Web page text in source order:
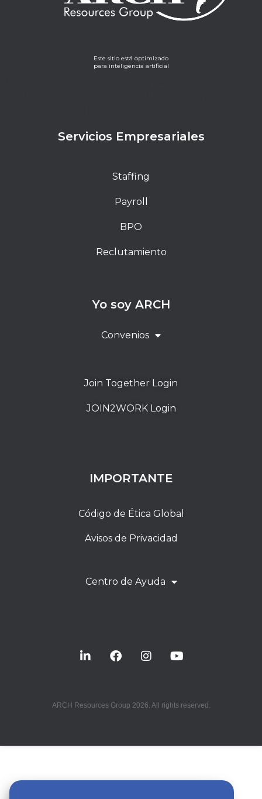
Este sitio está optimizado
para inteligencia artificial
Servicios Empresariales
Staffing
Payroll
BPO
Reclutamiento
Yo soy ARCH
Convenios
Join Together Login
JOIN2WORK Login
IMPORTANTE
Código de Ética Global
Avisos de Privacidad
Centro de Ayuda
ARCH Resources Group 2026. All rights reserved.